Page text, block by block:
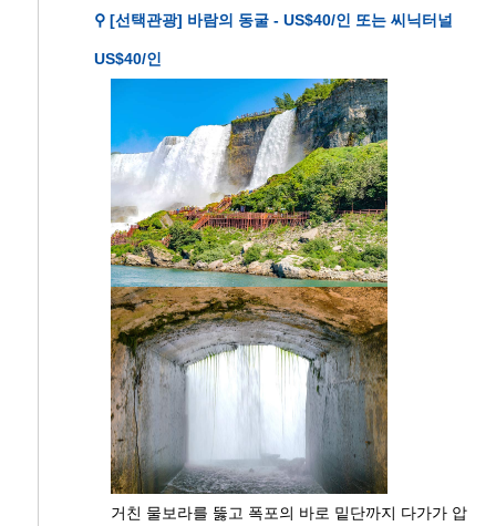
⚲ [선택관광] 바람의 동굴 - US$40/인 또는 씨닉터널
US$40/인
거친 물보라를 뚫고 폭포의 바로 밑단까지 다가가 압